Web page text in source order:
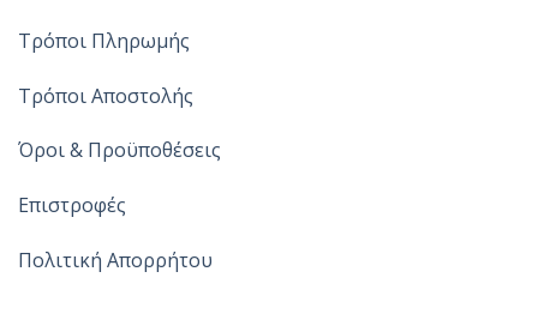
Τρόποι Πληρωμής
Τρόποι Αποστολής
Όροι & Προϋποθέσεις
Επιστροφές
Πολιτική Απορρήτου